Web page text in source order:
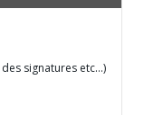
signatures etc…)